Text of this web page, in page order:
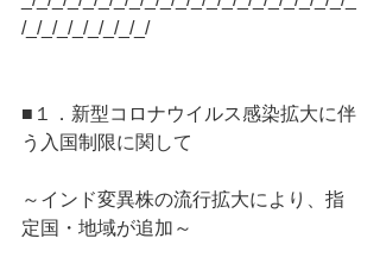
/_/_/_/_/_/_/_/_/
■１．新型コロナウイルス感染拡大に伴
う入国制限に関して
～インド変異株の流行拡大により、指
定国・地域が追加～